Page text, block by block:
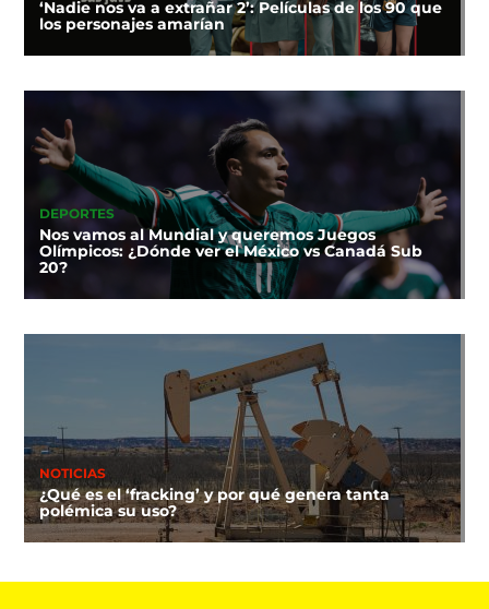
‘Nadie nos va a extrañar 2’: Películas de los 90 que
los personajes amarían
DEPORTES
Nos vamos al Mundial y queremos Juegos
Olímpicos: ¿Dónde ver el México vs Canadá Sub
20?
NOTICIAS
¿Qué es el ‘fracking’ y por qué genera tanta
polémica su uso?